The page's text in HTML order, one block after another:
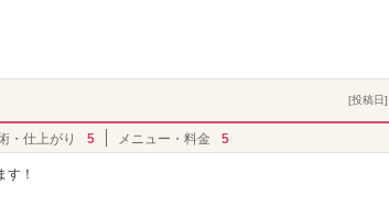
[投稿日
・仕上がり 5 メニュー・料金 5
！